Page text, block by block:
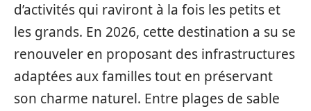
d’activités qui raviront à la fois les petits et
les grands. En 2026, cette destination a su se
renouveler en proposant des infrastructures
adaptées aux familles tout en préservant
son charme naturel. Entre plages de sable